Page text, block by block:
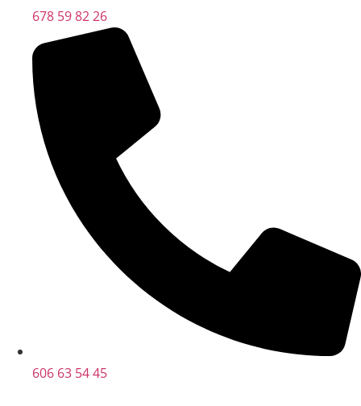
678 59 82 26
606 63 54 45